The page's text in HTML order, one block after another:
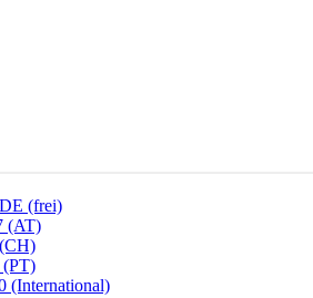
(frei)
(AT)
(PT)
(International)